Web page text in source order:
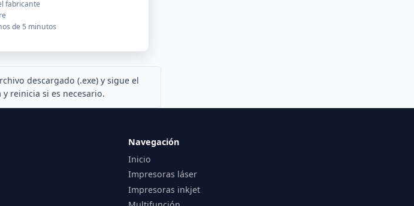
fabricante
de 5 minutos
descargado (.exe) y sigue el
reinicia si es necesario.
Navegación
Inicio
Impresoras láser
Impresoras inkjet